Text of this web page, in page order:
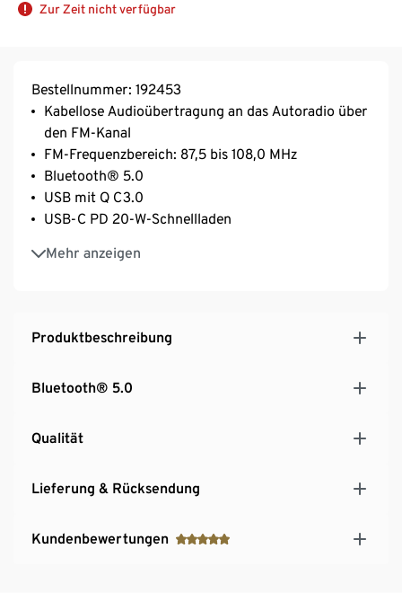
Zur Zeit nicht verfügbar
Bestellnummer: 192453
Kabellose Audioübertragung an das Autoradio über
den FM-Kanal
FM-Frequenzbereich: 87,5 bis 108,0 MHz
Bluetooth® 5.0
USB mit Q C3.0
USB-C PD 20-W-Schnellladen
Mehr anzeigen
Musikwiedergabe von USB-Laufwerken bis zu 64
Rauschunterdrückungstechnik
Autobatterie-Spannungsanzeige
iOS 8, Android 9.0, EMUI 11
Produktbeschreibung
Bluetooth® 5.0
Qualität
Lieferung & Rücksendung
Kundenbewertungen